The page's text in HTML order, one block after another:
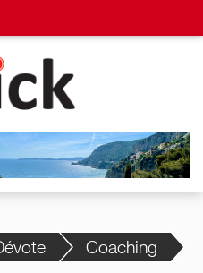
Coaching